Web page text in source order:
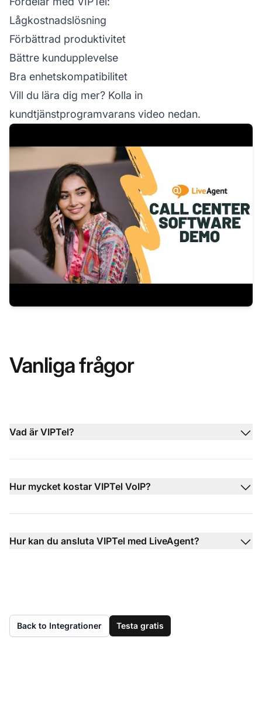
Lågkostnadslösning
Förbättrad produktivitet
Bättre kundupplevelse
Bra enhetskompatibilitet
Vill du lära dig mer? Kolla in
kundtjänstprogramvarans video nedan.
Vanliga frågor
Vad är VIPTel?
Hur mycket kostar VIPTel VoIP?
Hur kan du ansluta VIPTel med LiveAgent?
Back to Integrationer Testa gratis